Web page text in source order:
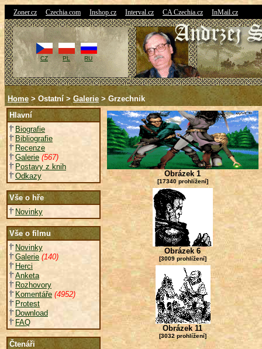
Zoner.cz Czechia.com Inshop.cz Interval.cz CA Czechia.cz InMail.cz
CZ PL RU
Home > Ostatní > Galerie > Grzechnik
Hlavní
Biografie
Bibliografie
Recenze
Galerie (567)
Postavy z knih
Odkazy
Vše o hře
Novinky
Vše o filmu
Novinky
Galerie (140)
Herci
Anketa
Rozhovory
Komentáře (4952)
Protest
Download
FAQ
Čtenáři
Obrázek 1
[17340 prohlížení]
Obrázek 6
[3009 prohlížení]
Obrázek 11
[3032 prohlížení]